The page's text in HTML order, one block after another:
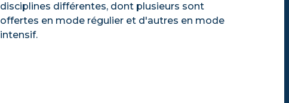
disciplines différentes, dont plusieurs sont
offertes en mode régulier et d'autres en mode
intensif.